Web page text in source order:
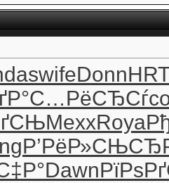
wifeDonn
С…РёСЂСѓ
MexxRoya
Р’РёР»СЊ
Dawn